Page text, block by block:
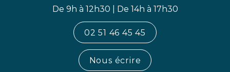
De 9h à 12h30 | De 14h à 17h30
02 51 46 45 45
Nous écrire